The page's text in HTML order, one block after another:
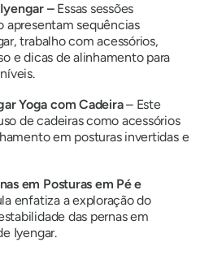
– Essas sessões
apresentam sequências
trabalho com acessórios,
e dicas de alinhamento para
Yoga com Cadeira– Este
de cadeiras como acessórios
em posturas invertidas e
em Posturas em Pé e
enfatiza a exploração do
das pernas em
Iyengar.